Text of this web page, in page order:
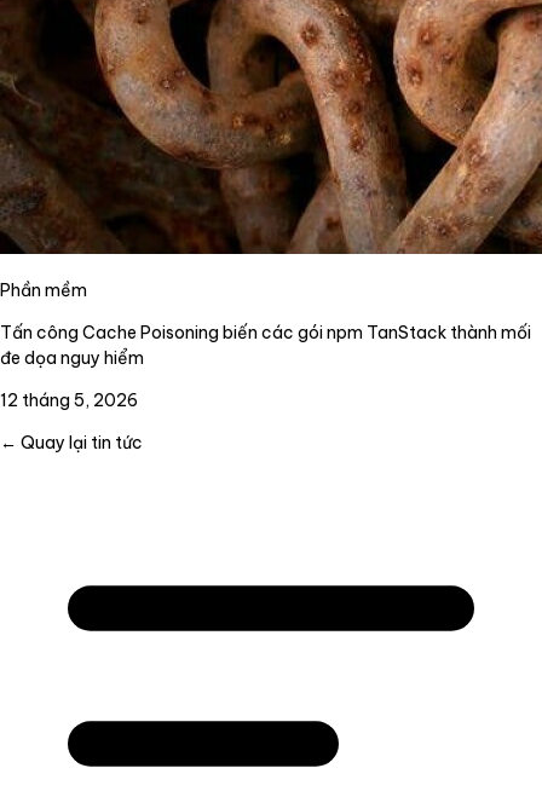
Phần mềm
Tấn công Cache Poisoning biến các gói npm TanStack thành mối
đe dọa nguy hiểm
12 tháng 5, 2026
← Quay lại tin tức